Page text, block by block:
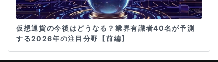
仮想通貨の今後はどうなる？業界有識者40名が予測
する2026年の注目分野【前編】